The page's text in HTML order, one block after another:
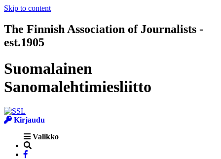
Skip to content
The Finnish Association of Journalists -
est.1905
Suomalainen
Sanomalehtimiesliitto
Kirjaudu
Valikko